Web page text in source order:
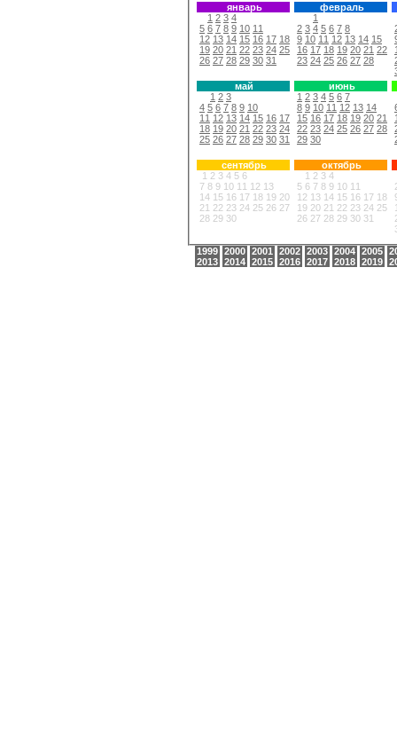
январь
1 2 3 4
5 6 7 8 9 10 11
12 13 14 15 16 17 18
19 20 21 22 23 24 25
26 27 28 29 30 31
февраль
1
2 3 4 5 6 7 8
9 10 11 12 13 14 15
16 17 18 19 20 21 22
23 24 25 26 27 28
май
1 2 3
4 5 6 7 8 9 10
11 12 13 14 15 16 17
18 19 20 21 22 23 24
25 26 27 28 29 30 31
июнь
1 2 3 4 5 6 7
8 9 10 11 12 13 14
15 16 17 18 19 20 21
22 23 24 25 26 27 28
29 30
сентябрь
1 2 3 4 5 6
7 8 9 10 11 12 13
14 15 16 17 18 19 20
21 22 23 24 25 26 27
28 29 30
октябрь
1 2 3 4
5 6 7 8 9 10 11
12 13 14 15 16 17 18
19 20 21 22 23 24 25
26 27 28 29 30 31
1999 2000 2001 2002 2003 2004 2005
2013 2014 2015 2016 2017 2018 2019